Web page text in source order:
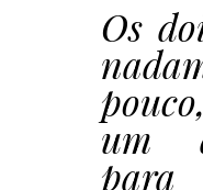
Os
um